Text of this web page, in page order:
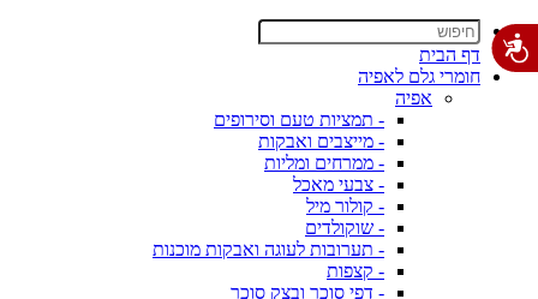
דף הבית
חומרי גלם לאפיה
אפיה
- תמציות טעם וסירופים
- מייצבים ואבקות
- ממרחים ומליות
- צבעי מאכל
- קולור מיל
- שוקולדים
- תערובות לעוגה ואבקות מוכנות
- קצפות
- דפי סוכר ובצק סוכר